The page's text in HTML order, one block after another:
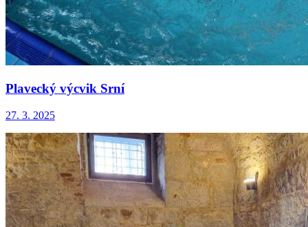
Plavecký výcvik Srní
27. 3. 2025